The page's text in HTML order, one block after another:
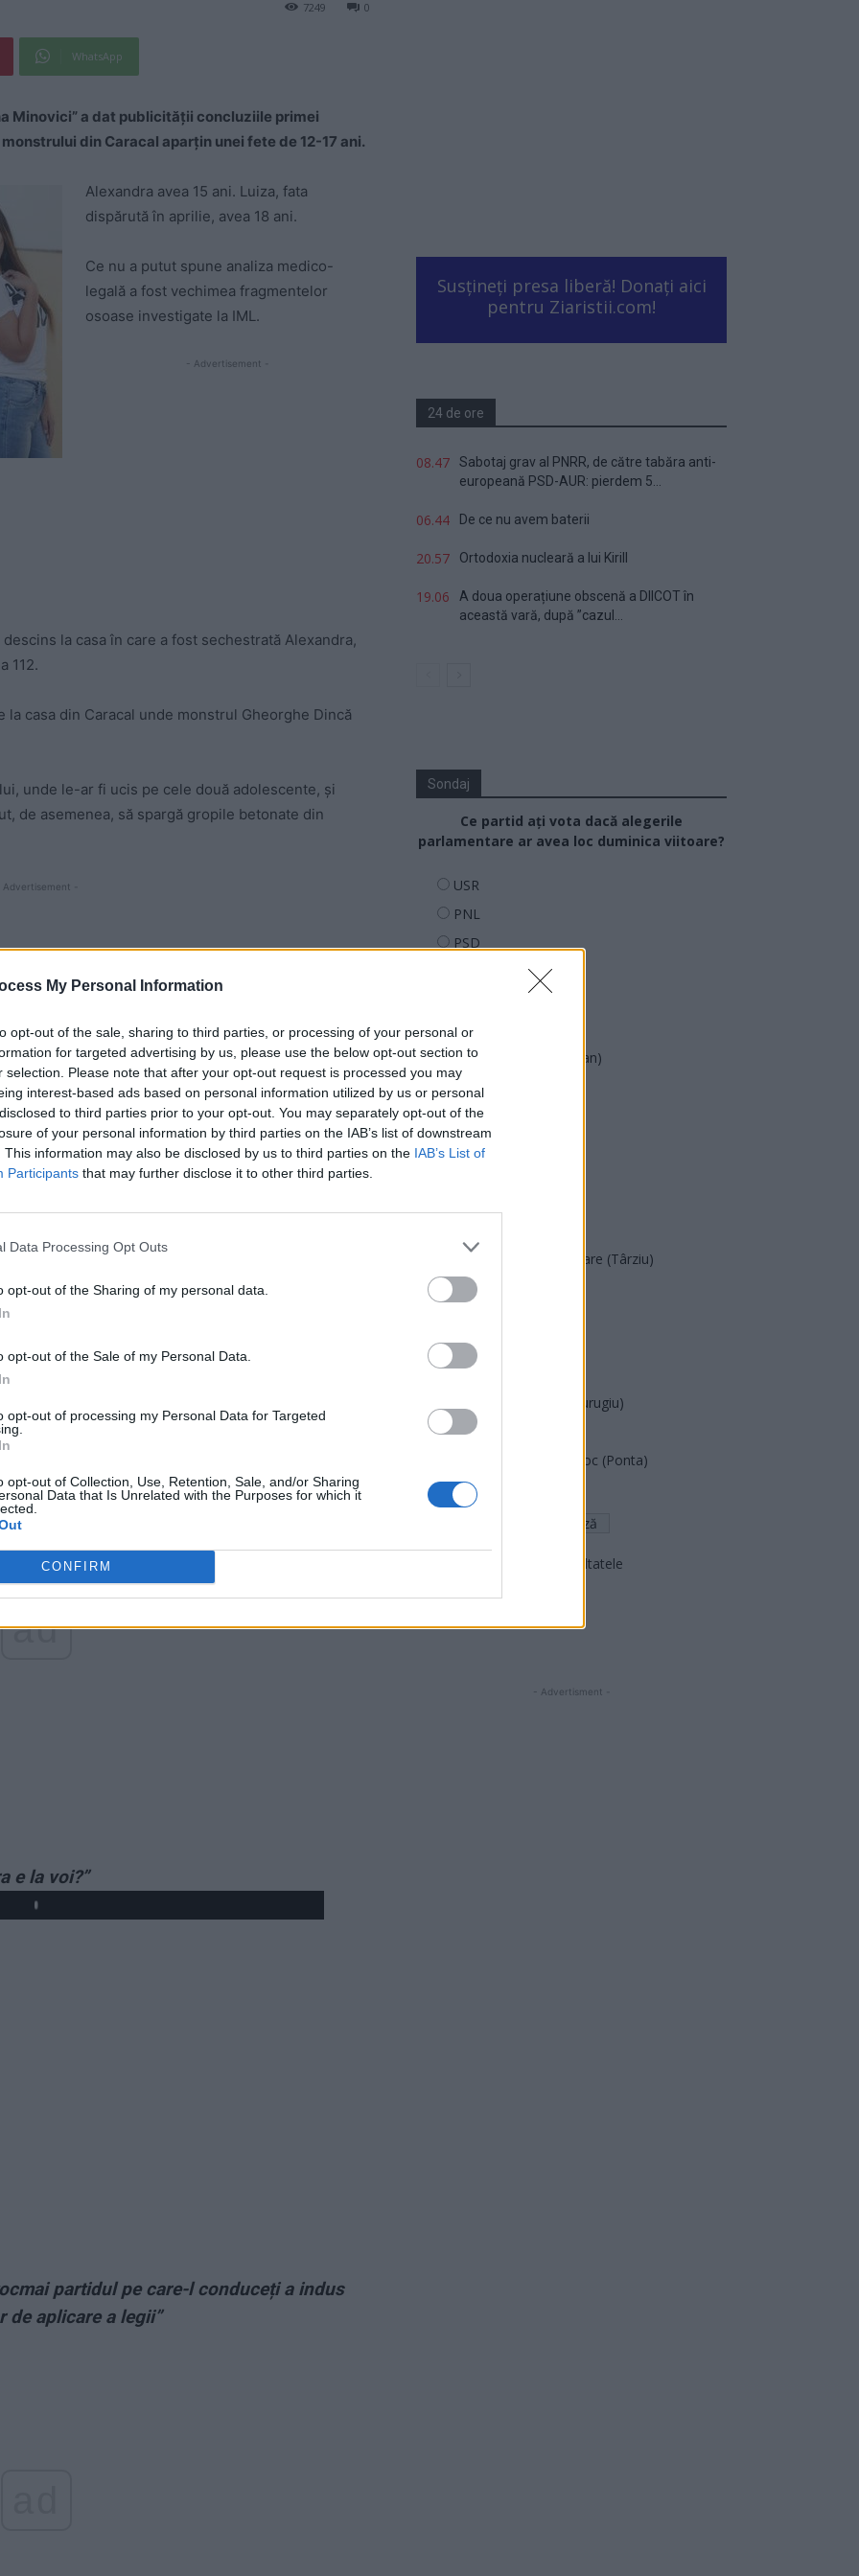
My Personal Information
opt-out of the sale, sharing to third parties, or processing of your personal or
for targeted advertising by us, please use the below opt-out section to
selection. Please note that after your opt-out request is processed you may
interest-based ads based on personal information utilized by us or personal
to third parties prior to your opt-out. You may separately opt-out of the
of your personal information by third parties on the IAB’s list of downstream
This information may also be disclosed by us to third parties on the IAB’s List of
Participants that may further disclose it to other third parties.
Data Processing Opt Outs
opt-out of the Sharing of my personal data.
opt-out of the Sale of my Personal Data.
opt-out of processing my Personal Data for Targeted
opt-out of Collection, Use, Retention, Sale, and/or Sharing
Data that Is Unrelated with the Purposes for which it
CONFIRM
0
7249
WhatsApp
Minovici” a dat publicităţii concluziile primei
din Caracal aparţin unei fete de 12-17 ani.
Alexandra avea 15 ani. Luiza, fata
dispărută în aprilie, avea 18 ani.
Ce nu a putut spune analiza medico-
legală a fost vechimea fragmentelor
osoase investigate la IML.
- Advertisement -
la casa în care a fost sechestrată Alexandra,
112.
casa din Caracal unde monstrul Gheorghe Dincă
unde le-ar fi ucis pe cele două adolescente, și
de asemenea, să spargă gropile betonate din
Advertisement -
din casa lui Dincă!”
de la casa lui Gheorghe Dincă,spune un fost
la fața locului este o activitate sfântă, de
date, a mai precizat acesta.
faţa locului, că e o activitate sfântă, e o activitate
de la faţa locului. Toţi specialiştii acolo
de acolo. Plus vizualizarea prin dronarea de sus,
video şi filmează toată zona, vezi modificări,
poligraf şi întreabă-l dacă a dus-o acolo şi vezi
Nu se pleacă de la faţa locului. Asta e cercetare
Banu, fost poliţist de Poliţie Criminală.
a declarat vineri că a fost emis un nou mandat de
Craiova la DIICOT Bucureşti.
ZIARISTII.COM!
ad
e la voi?”
partidul pe care-l conduceți a indus
aplicare a legii”
Susțineți presa liberă! Donați aici
pentru Ziaristii.com!
24 de ore
08.47
Sabotaj grav al PNRR, de către tabăra anti-
europeană PSD-AUR: pierdem 5...
06.44 De ce nu avem baterii
20.57 Ortodoxia nucleară a lui Kirill
19.06
A doua operațiune obscenă a DIICOT în
această vară, după ”cazul...
Sondaj
Ce partid ați vota dacă alegerile
parlamentare ar avea loc duminica viitoare?
USR
PNL
PSD
PMP (Tomac)
Forța Dreptei (L. Orban)
PNȚMM
REPER
SENS
Acțiunea Conservatoare (Târziu)
PDF (Lazarus)
PNȚCD (Pavelescu)
PNCR (Terheș)
Partidul Patrioților (Surugiu)
FAR (Coarnă)
România pe Primul Loc (Ponta)
Altul
Arată rezultatele
- Advertisment -